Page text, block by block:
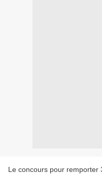
Le concours pour remporter